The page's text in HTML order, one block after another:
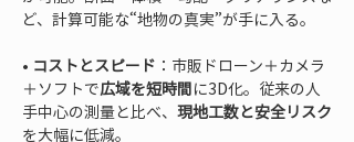
• コストとスピード ：市販ドローン＋カメラ
＋ソフトで広域を短時間に3D化。従来の人
手中心の測量と比べ、 現地工数と安全リスク